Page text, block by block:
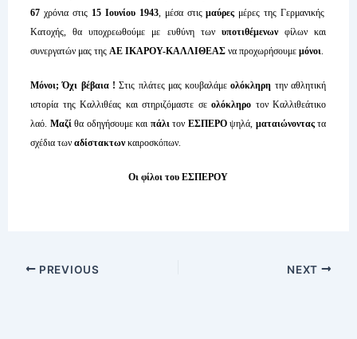
67 χρόνια στις 15 Ιουνίου 1943, μέσα στιςμαύρες μέρες της Γερμανικής
Κατοχής, θα υποχρεωθούμε με ευθύνη των υποτιθέμενωνφίλων και
συνεργατών μας της ΑΕ ΙΚΑΡΟΥ-ΚΑΛΛΙΘΕΑΣ να προχωρήσουμε μόνοι
Μόνοι; Όχι βέβαια !Στις πλάτες μας κουβαλάμεολόκληρη την αθλητική
ιστορία της Καλλιθέας και στηριζόμαστε σεολόκληρο τον Καλλιθεάτικο
λαό. Μαζίθα οδηγήσουμε και πάλι τον ΕΣΠΕΡΟψηλά, ματαιώνονταςτα
σχέδια τωναδίστακτωνκαιροσκόπων.
Οι φίλοι του ΕΣΠΕΡΟΥ
PREVIOUS NEXT